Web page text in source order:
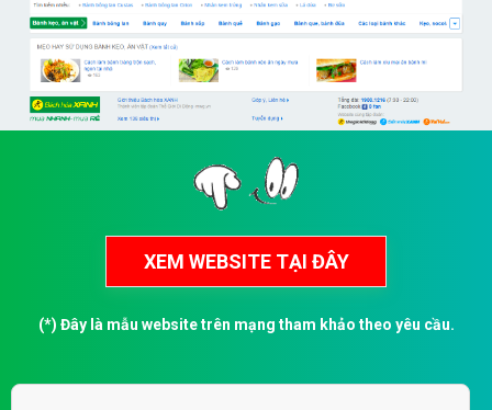
(*) Đây là mẫu website trên mạng tham khảo theo yêu cầu.